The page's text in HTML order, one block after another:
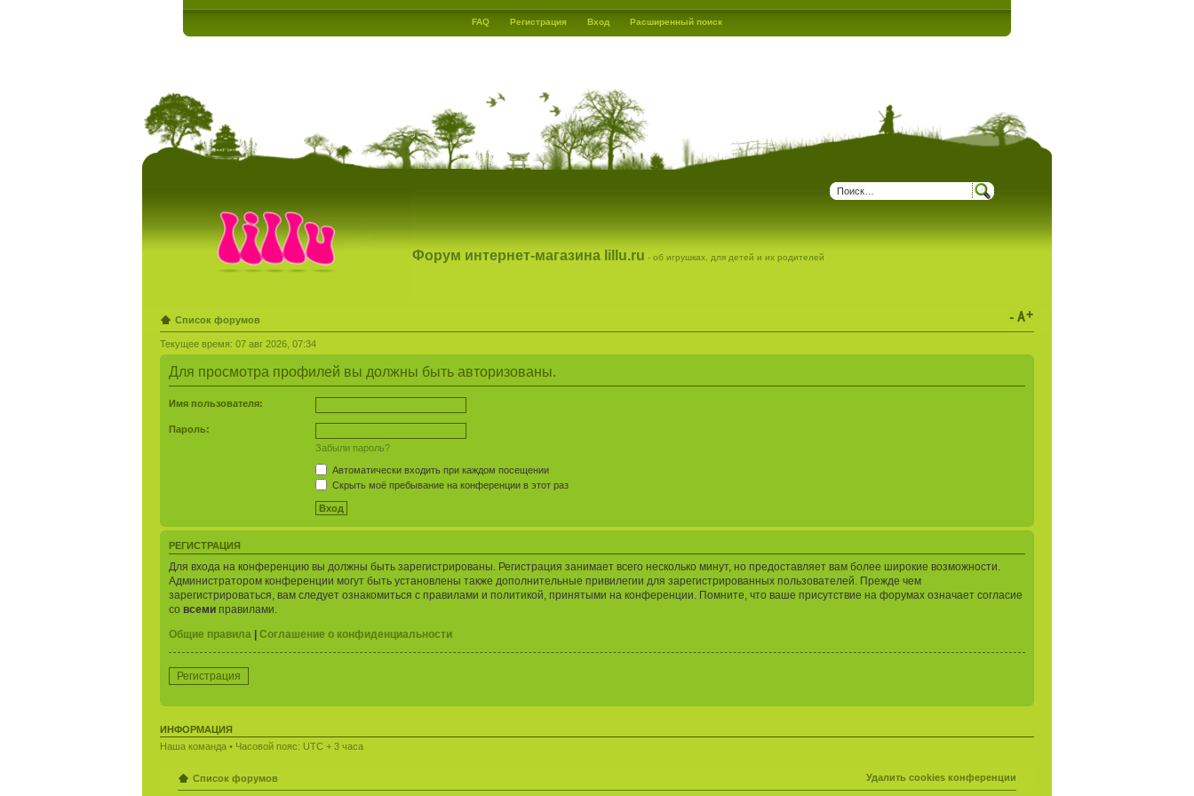
FAQ Регистрация Вход Расширенный поиск
Форум интернет-магазина lillu.ru - об игрушках, для детей и их родителей
Список форумов
Текущее время: 07 авг 2026, 07:34
Для просмотра профилей вы должны быть авторизованы.
Имя пользователя:
Пароль:
Забыли пароль?
Автоматически входить при каждом посещении
Скрыть моё пребывание на конференции в этот раз
РЕГИСТРАЦИЯ
Для входа на конференцию вы должны быть зарегистрированы. Регистрация занимает всего несколько минут, но предоставляет вам более широкие возможности.
Администратором конференции могут быть установлены также дополнительные привилегии для зарегистрированных пользователей. Прежде чем
зарегистрироваться, вам следует ознакомиться с правилами и политикой, принятыми на конференции. Помните, что ваше присутствие на форумах означает согласие
со всеми правилами.
Общие правила | Соглашение о конфиденциальности
Регистрация
ИНФОРМАЦИЯ
Наша команда • Часовой пояс: UTC + 3 часа
Список форумов Удалить cookies конференции